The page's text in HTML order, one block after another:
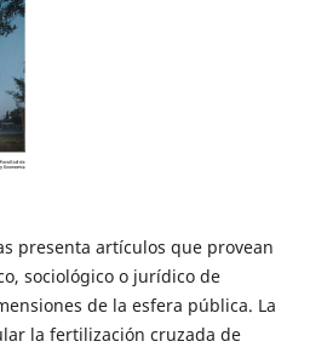
presenta artículos que provean
sociológico o jurídico de
de la esfera pública. La
la fertilización cruzada de